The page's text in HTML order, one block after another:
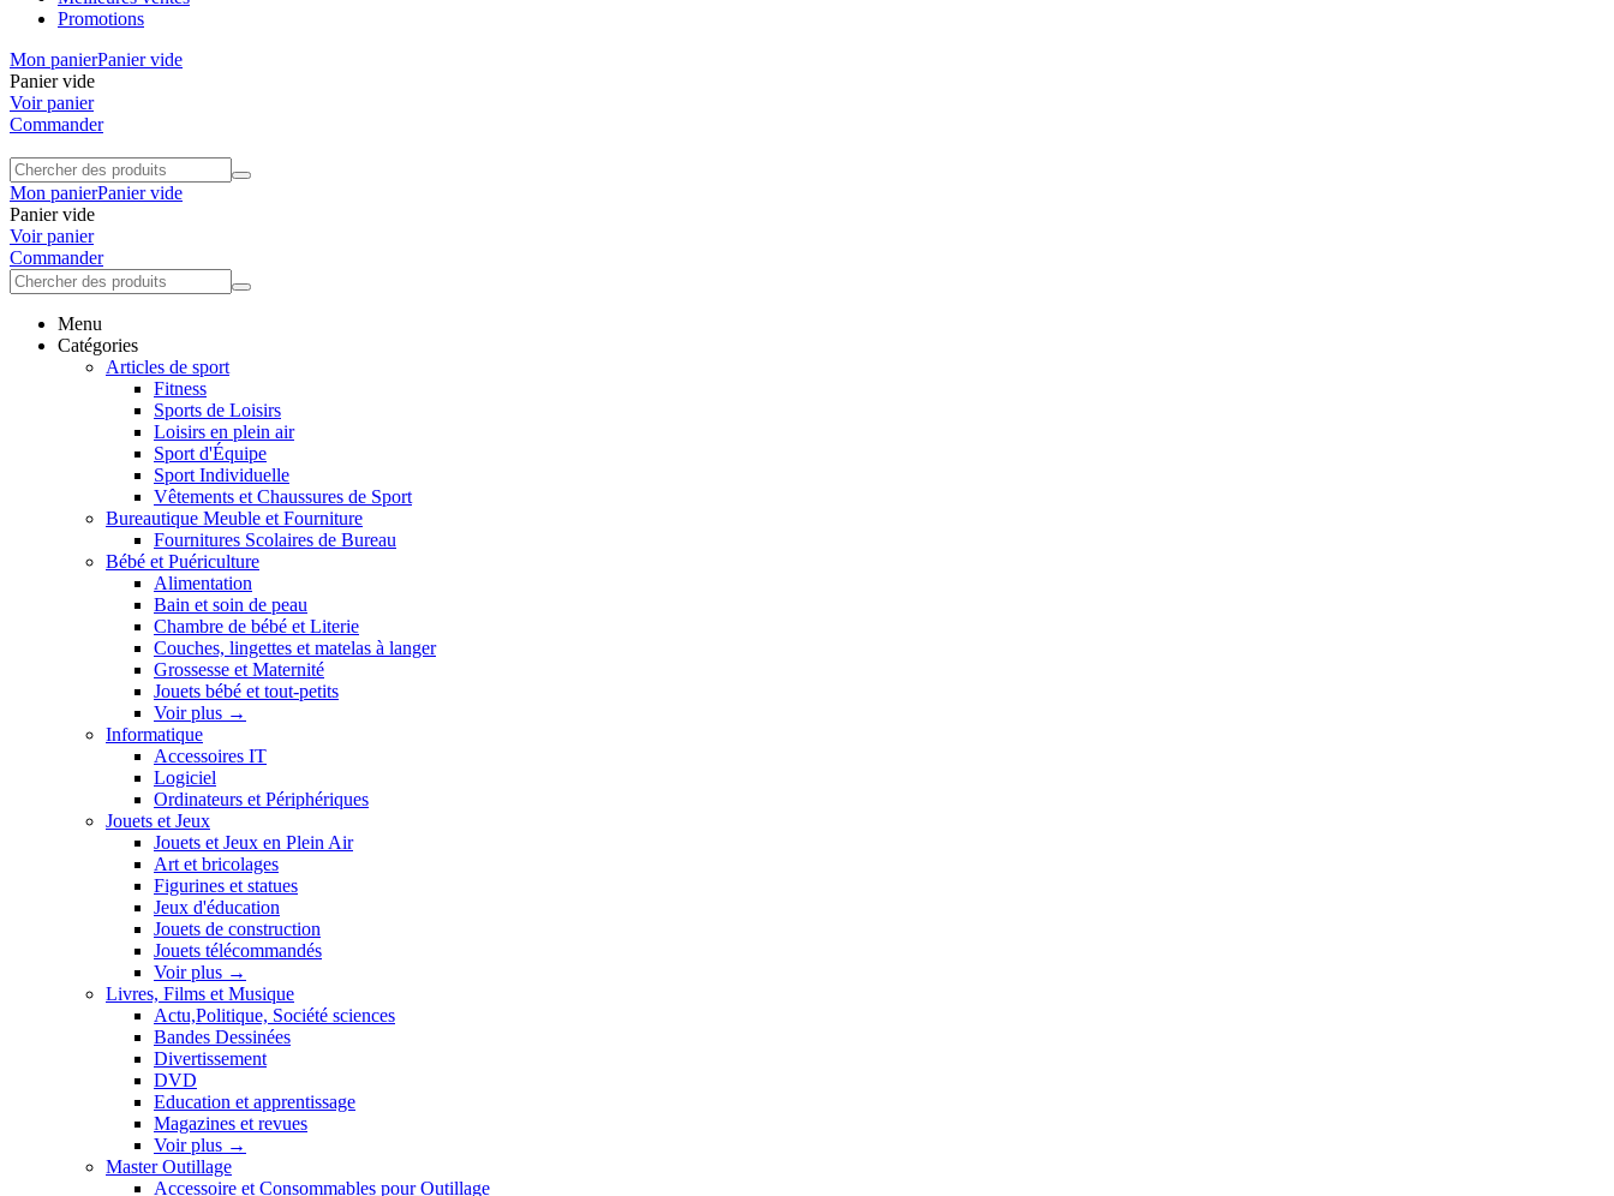
Promotions
Mon panierPanier vide
Panier vide
Voir panier
Commander
Mon panierPanier vide
Panier vide
Voir panier
Commander
Menu
Catégories
Articles de sport
Fitness
Sports de Loisirs
Loisirs en plein air
Sport d'Équipe
Sport Individuelle
Vêtements et Chaussures de Sport
Bureautique Meuble et Fourniture
Fournitures Scolaires de Bureau
Bébé et Puériculture
Alimentation
Bain et soin de peau
Chambre de bébé et Literie
Couches, lingettes et matelas à langer
Grossesse et Maternité
Jouets bébé et tout-petits
Voir plus →
Informatique
Accessoires IT
Logiciel
Ordinateurs et Périphériques
Jouets et Jeux
Jouets et Jeux en Plein Air
Art et bricolages
Figurines et statues
Jeux d'éducation
Jouets de construction
Jouets télécommandés
Voir plus →
Livres, Films et Musique
Actu,Politique, Société sciences
Bandes Dessinées
Divertissement
DVD
Education et apprentissage
Magazines et revues
Voir plus →
Master Outillage
Accessoire et Consommables pour Outillage